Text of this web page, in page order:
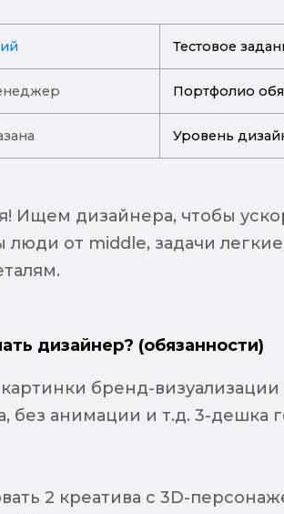
Тестовое
Портфолио
Уровень
Ищем дизайнера, чтобы
люди от middle, задачи
дизайнер? (обязанности)
бренд-визуализации
без анимации и т.д. 3-дешка
2 креатива с 3D-